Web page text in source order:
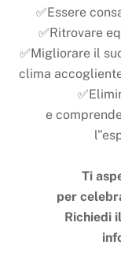
✅Essere
✅Ritrovare
✅Migliorare il
clima
e
Ti
per
Richiedi